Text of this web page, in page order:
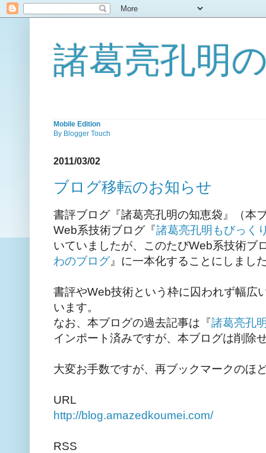
諸葛亮孔明
Mobile Edition
By Blogger Touch
2011/03/02
ブログ移転のお知らせ
書評ブログ『諸葛亮孔明の知恵袋』（本
Web系技術ブログ『諸葛亮孔明もびっく
いていましたが、このたびWeb系技術ブ
わのブログ 』に一本化することにしまし
書評やWeb技術という枠に囚われず幅広
います。
なお、本ブログの過去記事は『諸葛亮孔
インポート済みですが、本ブログは削除
大変お手数ですが、再ブックマークのほ
URL
http://blog.amazedkoumei.com/
RSS